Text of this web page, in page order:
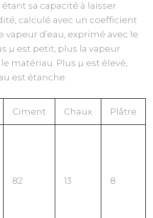
sa capacité à laisser
calculé avec un coefficient
vapeur d’eau, exprimé avec le
µ est petit, plus la vapeur
le matériau. Plus µ est élevé,
est étanche.
Ciment Chaux Plâtre
82 13 8